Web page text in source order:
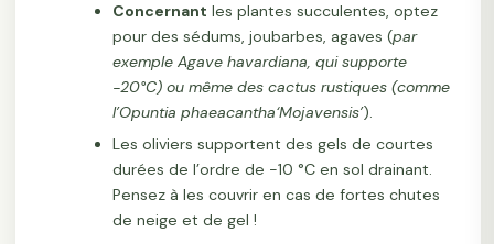
Concernant les plantes succulentes, optez
pour des sédums, joubarbes, agaves (par
exemple Agave havardiana, qui supporte
-20°C) ou même des cactus rustiques (comme
l’Opuntia phaeacantha‘Mojavensis’).
Les oliviers supportent des gels de courtes
durées de l’ordre de -10 °C en sol drainant.
Pensez à les couvrir en cas de fortes chutes
de neige et de gel !